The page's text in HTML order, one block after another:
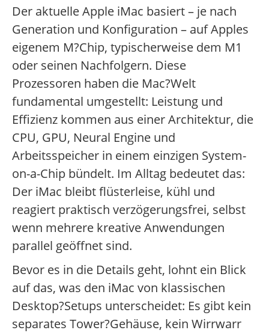
Der aktuelle Apple iMac basiert – je nach
Generation und Konfiguration – auf Apples
eigenem M?Chip, typischerweise dem M1
oder seinen Nachfolgern. Diese
Prozessoren haben die Mac?Welt
fundamental umgestellt: Leistung und
Effizienz kommen aus einer Architektur, die
CPU, GPU, Neural Engine und
Arbeitsspeicher in einem einzigen System-
on-a-Chip bündelt. Im Alltag bedeutet das:
Der iMac bleibt flüsterleise, kühl und
reagiert praktisch verzögerungsfrei, selbst
wenn mehrere kreative Anwendungen
parallel geöffnet sind.
Bevor es in die Details geht, lohnt ein Blick
auf das, was den iMac von klassischen
Desktop?Setups unterscheidet: Es gibt kein
separates Tower?Gehäuse, kein Wirrwarr